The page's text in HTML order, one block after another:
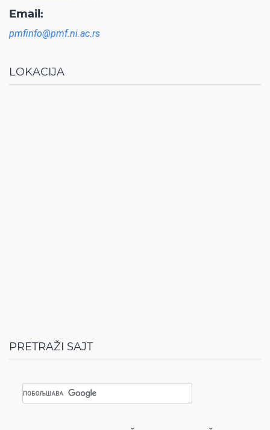
Email:
pmfinfo@pmf.ni.ac.rs
LOKACIJA
PRETRAŽI SAJT